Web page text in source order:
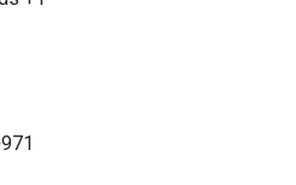
по достоинству. Если
ваше внимание,
Во «Втормет» мы
партнерств и с
сосредоточить
успехе.